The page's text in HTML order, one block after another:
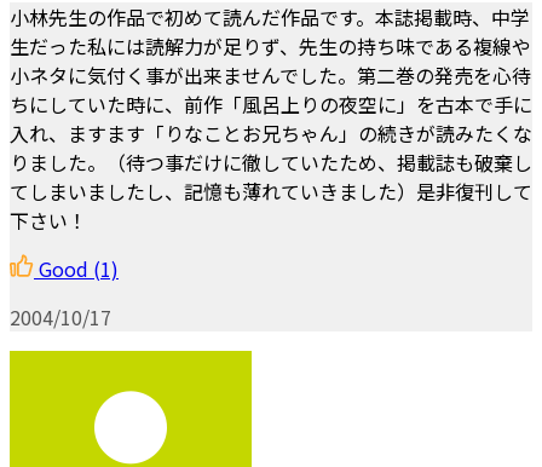
小林先生の作品で初めて読んだ作品です。本誌掲載時、中学
生だった私には読解力が足りず、先生の持ち味である複線や
小ネタに気付く事が出来ませんでした。第二巻の発売を心待
ちにしていた時に、前作「風呂上りの夜空に」を古本で手に
入れ、ますます「りなことお兄ちゃん」の続きが読みたくな
りました。（待つ事だけに徹していたため、掲載誌も破棄し
てしまいましたし、記憶も薄れていきました）是非復刊して
下さい！
Good (1)
2004/10/17